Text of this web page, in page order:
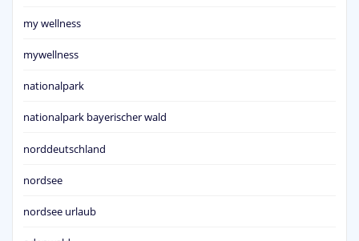
my wellness
mywellness
nationalpark
nationalpark bayerischer wald
norddeutschland
nordsee
nordsee urlaub